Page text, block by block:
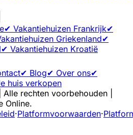
✔ Vakantiehuizen Frankrijk✔
Griekenland✔
✔ Vakantiehuizen Kroatië
✔ Blog✔ Over ons✔
huis verkopen
rechten voorbehouden |
Online.
·Platformvoorwaarden·